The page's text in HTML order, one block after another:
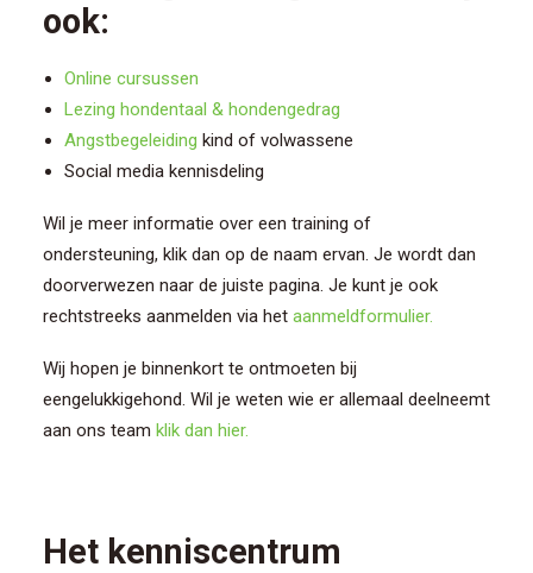
ook:
Online cursussen
Lezing hondentaal & hondengedrag
Angstbegeleiding kind of volwassene
Social media kennisdeling
Wil je meer informatie over een training of
ondersteuning, klik dan op de naam ervan. Je wordt dan
doorverwezen naar de juiste pagina. Je kunt je ook
rechtstreeks aanmelden via het aanmeldformulier.
Wij hopen je binnenkort te ontmoeten bij
eengelukkigehond. Wil je weten wie er allemaal deelneemt
aan ons team klik dan hier.
Het kenniscentrum